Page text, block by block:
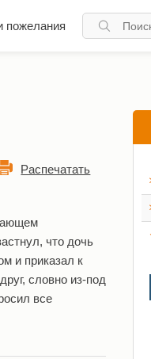
пожелания
Распечатать
что дочь
и приказал к
словно из-под
все